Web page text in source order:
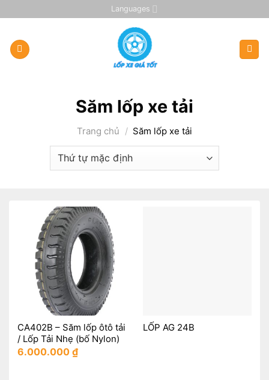
to
content
Languages
Săm lốp xe tải
Trang chủ / Săm lốp xe tải
CA402B – Săm lốp ôtô tải
/ Lốp Tải Nhẹ (bố Nylon)
6.000.000 ₫
LỐP AG 24B